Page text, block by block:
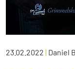
23.02.2022 | Daniel